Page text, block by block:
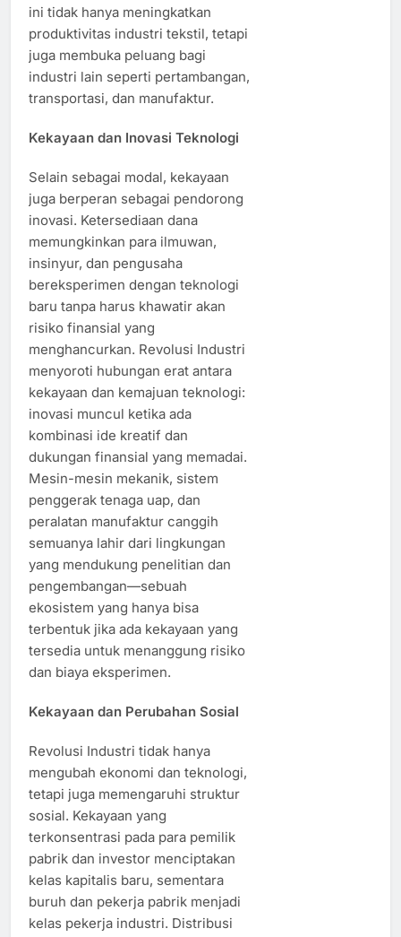
ini tidak hanya meningkatkan
produktivitas industri tekstil, tetapi
juga membuka peluang bagi
industri lain seperti pertambangan,
transportasi, dan manufaktur.
Kekayaan dan Inovasi Teknologi
Selain sebagai modal, kekayaan
juga berperan sebagai pendorong
inovasi. Ketersediaan dana
memungkinkan para ilmuwan,
insinyur, dan pengusaha
bereksperimen dengan teknologi
baru tanpa harus khawatir akan
risiko finansial yang
menghancurkan. Revolusi Industri
menyoroti hubungan erat antara
kekayaan dan kemajuan teknologi:
inovasi muncul ketika ada
kombinasi ide kreatif dan
dukungan finansial yang memadai.
Mesin-mesin mekanik, sistem
penggerak tenaga uap, dan
peralatan manufaktur canggih
semuanya lahir dari lingkungan
yang mendukung penelitian dan
pengembangan—sebuah
ekosistem yang hanya bisa
terbentuk jika ada kekayaan yang
tersedia untuk menanggung risiko
dan biaya eksperimen.
Kekayaan dan Perubahan Sosial
Revolusi Industri tidak hanya
mengubah ekonomi dan teknologi,
tetapi juga memengaruhi struktur
sosial. Kekayaan yang
terkonsentrasi pada para pemilik
pabrik dan investor menciptakan
kelas kapitalis baru, sementara
buruh dan pekerja pabrik menjadi
kelas pekerja industri. Distribusi